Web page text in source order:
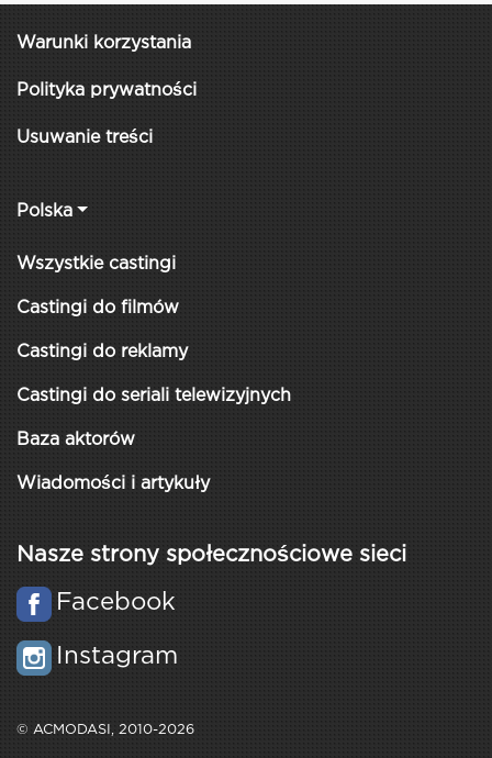
Warunki korzystania
Polityka prywatności
Usuwanie treści
Polska
Wszystkie castingi
Castingi do filmów
Castingi do reklamy
Castingi do seriali telewizyjnych
Baza aktorów
Wiadomości i artykuły
Nasze strony społecznościowe sieci
Facebook
Instagram
© ACMODASI, 2010-2026